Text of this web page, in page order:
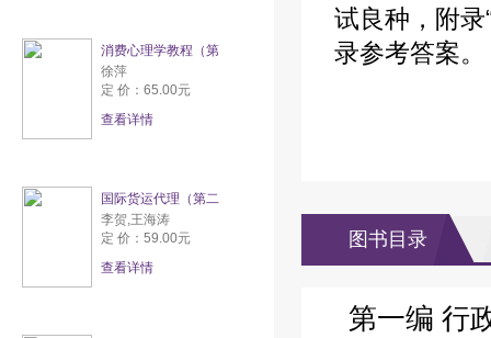
消费心理学教程（第
徐萍
定 价：65.00元
查看详情
国际货运代理（第二
李贺,王海涛
定 价：59.00元
查看详情
试良种，附
录参考答案。
图书目录
第一编 行